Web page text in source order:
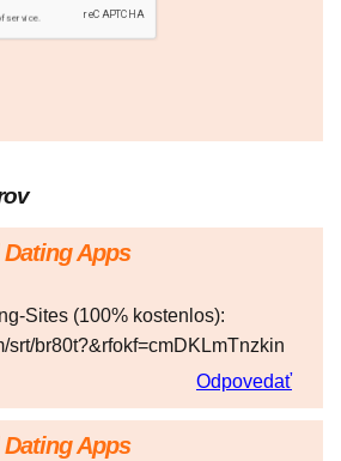
Apps
Sites (100% kostenlos):
srt/br80t?&rfokf=cmDKLmTnzkin
Odpovedať
Apps